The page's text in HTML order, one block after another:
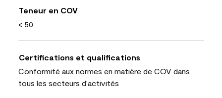
Teneur en COV
< 50
Certifications et qualifications
Conformité aux normes en matière de COV dans
tous les secteurs d'activités